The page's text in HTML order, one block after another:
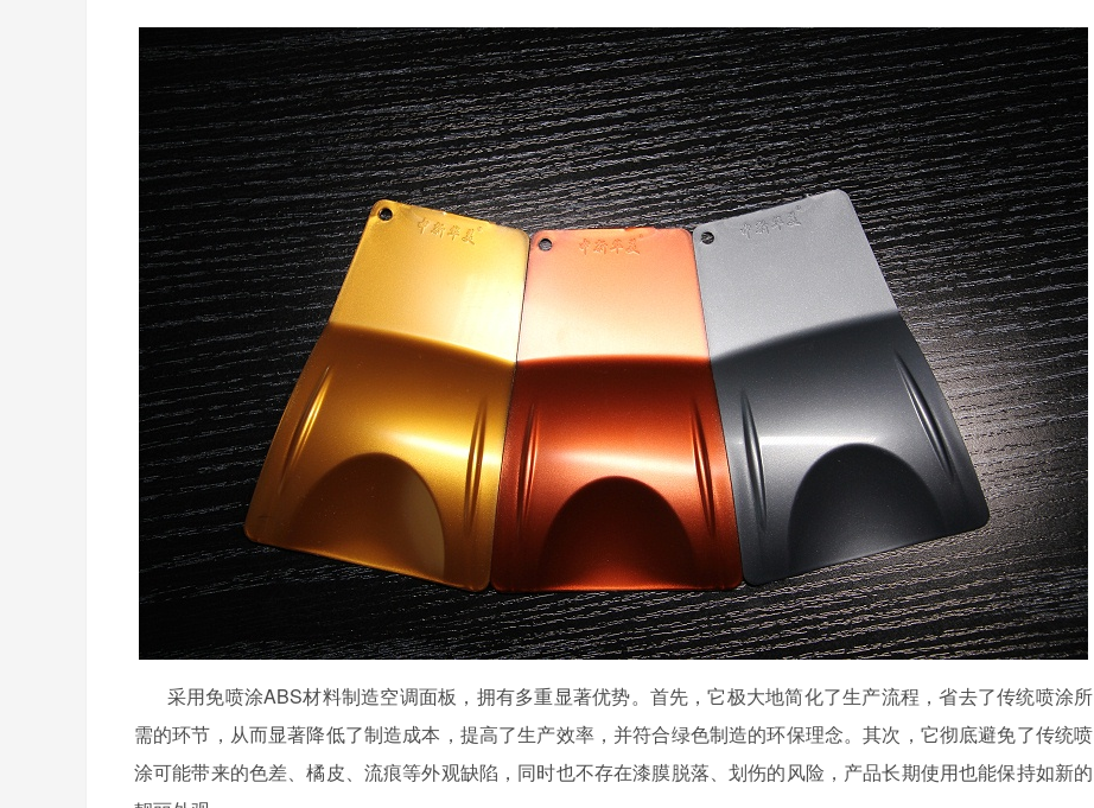
采用免喷涂ABS材料制造空调面板，拥有多重显著优势。首先，它极大地简化了生产流程，省去了传统喷涂所
需的环节，从而显著降低了制造成本，提高了生产效率，并符合绿色制造的环保理念。其次，它彻底避免了传统喷
涂可能带来的色差、橘皮、流痕等外观缺陷，同时也不存在漆膜脱落、划伤的风险，产品长期使用也能保持如新的